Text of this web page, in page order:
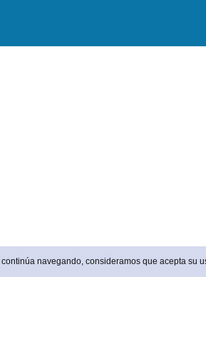
navegando, consideramos que acepta su